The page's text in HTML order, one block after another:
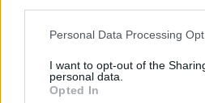
Personal Data Processing
I want to opt-out of the
personal data.
Opted In
T
A L
E
U L
E
E L
A
U T